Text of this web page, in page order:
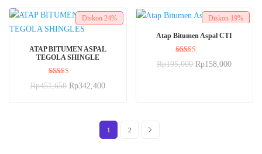
Diskon 24%
ATAP BITUMEN ASPAL
TEGOLA SHINGLE
Dinilai
5.00
Rp451,650 Rp342,400
Diskon 19%
Atap Bitumen Aspal CTI
Dinilai
5.00
Rp195,000 Rp158,000
1 2